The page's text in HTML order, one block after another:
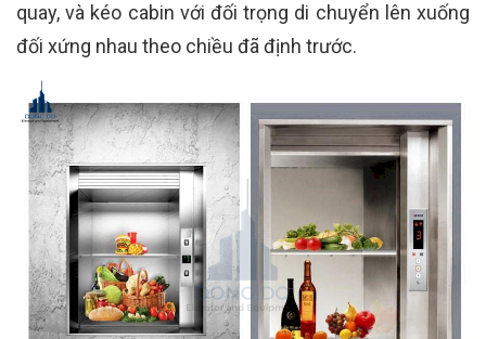
quay, và kéo cabin với đối trọng di chuyển lên xuống
đối xứng nhau theo chiều đã định trước.